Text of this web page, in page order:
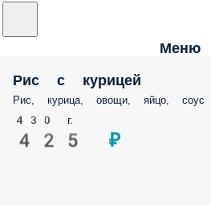
Меню
Рис с курицей
Рис, курица, овощи, яйцо, соус
430 г.
425 ₽